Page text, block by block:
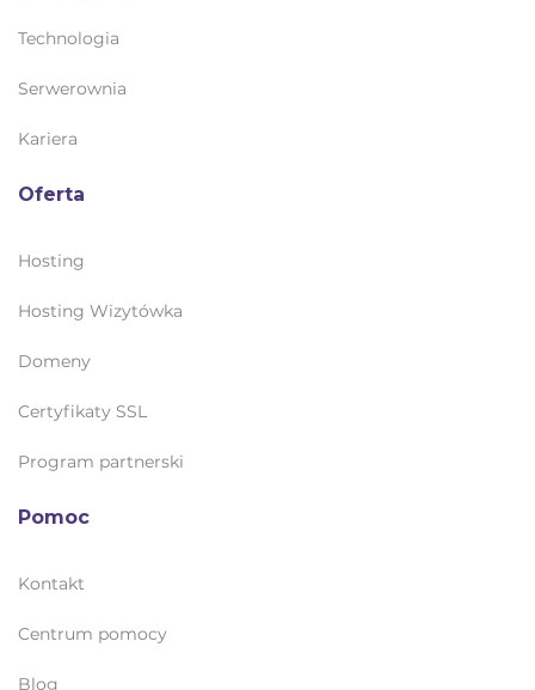
Technologia
Serwerownia
Kariera
Oferta
Hosting
Hosting Wizytówka
Domeny
Certyfikaty SSL
Program partnerski
Pomoc
Kontakt
Centrum pomocy
Blog